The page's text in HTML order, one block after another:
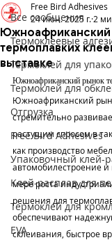
Все сообщения
Термоклеевые
Термоклей для
Термоклей для
Отгрузка
Free Bird Adhesives
Упаковочный клей-
Клей-расплав для
Термоклей для
EVA
термоплавких
выставке
Free Bird Adhesives
24 июн. 2025 г. 2
Южноафриканский рынок
Южноафриканский
стремительно
растущим спросом в
как производство
автомобилестроение
мере роста
решения для
обеспечивают
склеивания, быстрое